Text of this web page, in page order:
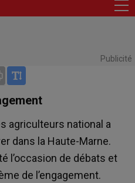
Publicité
Print
agriculteurs national a
dans la Haute-Marne.
l’occasion de débats et
de l’engagement.